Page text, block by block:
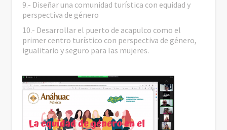
9.- Diseñar una comunidad turística con equidad y
perspectiva de género
10.- Desarrollar el puerto de acapulco como el
primer centro turístico con perspectiva de género,
igualitario y seguro para las mujeres.